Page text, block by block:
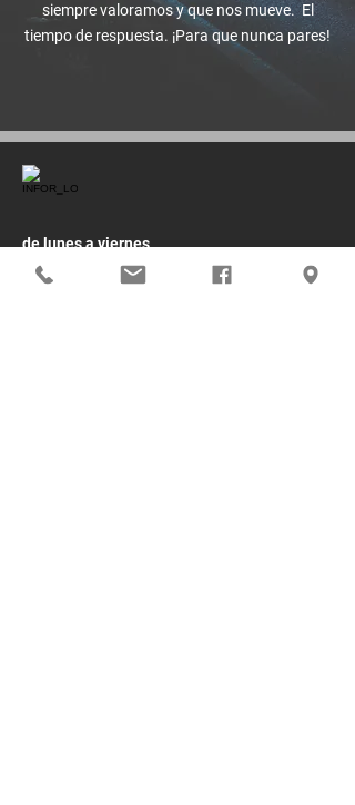
siempre valoramos y que nos mueve. El
tiempo de respuesta. ¡Para que nunca pares!
de lunes a viernes
socializar